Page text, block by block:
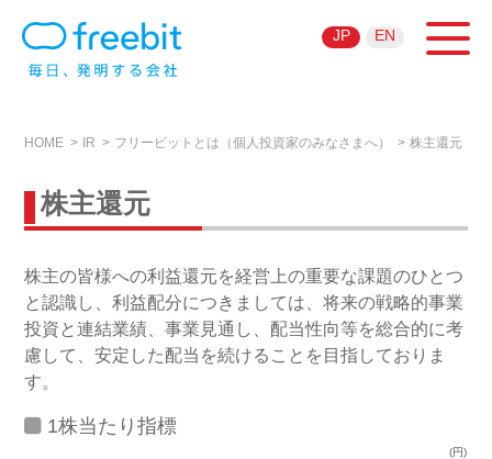
JP EN
HOME IR フリービットとは（個人投資家のみなさまへ） 株主還元
株主還元
株主の皆様への利益還元を経営上の重要な課題のひとつ
と認識し、利益配分につきましては、将来の戦略的事業
投資と連結業績、事業見通し、配当性向等を総合的に考
慮して、安定した配当を続けることを目指しておりま
す。
1株当たり指標
(円)